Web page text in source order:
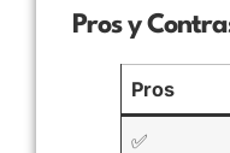
Pros y
Pros
✅